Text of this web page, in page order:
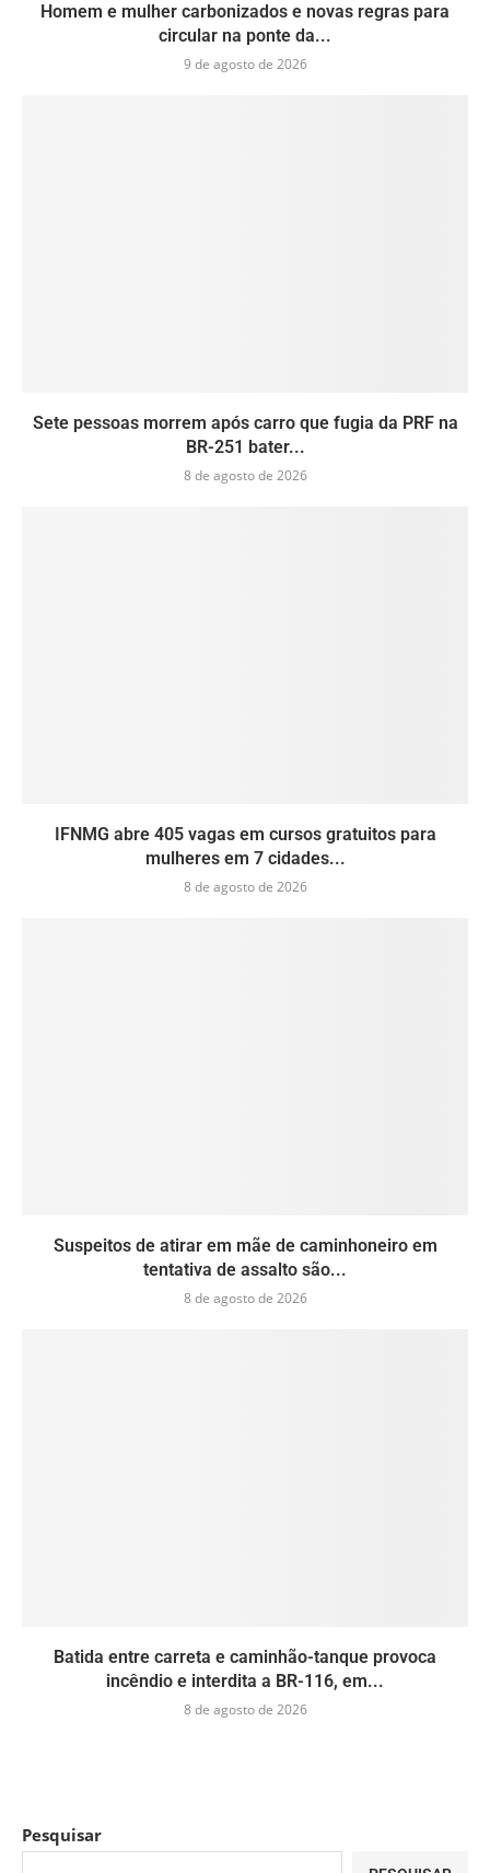
Homem e mulher carbonizados e novas regras para
circular na ponte da...
9 de agosto de 2026
Sete pessoas morrem após carro que fugia da PRF na
BR-251 bater...
8 de agosto de 2026
IFNMG abre 405 vagas em cursos gratuitos para
mulheres em 7 cidades...
8 de agosto de 2026
Suspeitos de atirar em mãe de caminhoneiro em
tentativa de assalto são...
8 de agosto de 2026
Batida entre carreta e caminhão-tanque provoca
incêndio e interdita a BR-116, em...
8 de agosto de 2026
Pesquisar